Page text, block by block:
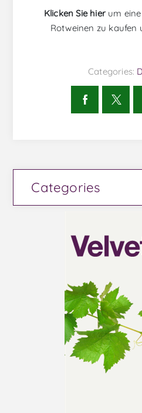
Klicken Sie hier um
Rotweinen zu kaufen
Categories:
Categories